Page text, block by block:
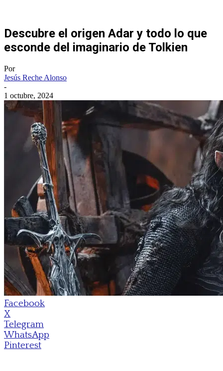
Descubre el origen Adar y todo lo que
esconde del imaginario de Tolkien
Por
Jesús Reche Alonso
-
1 octubre, 2024
Facebook
X
Telegram
WhatsApp
Pinterest